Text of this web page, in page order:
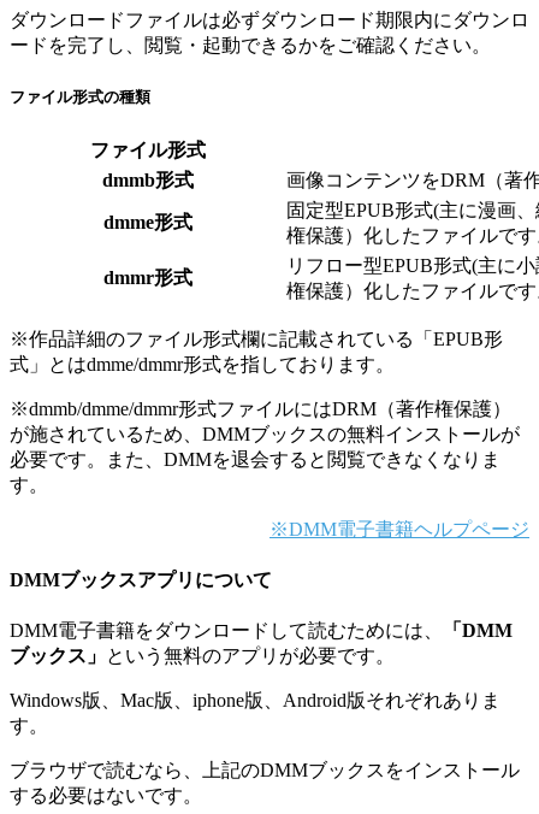
ダウンロードファイルは必ずダウンロード期限内にダウンロ
ードを完了し、閲覧・起動できるかをご確認ください。
ファイル形式の種類
ファイル形式
dmmb形式
画像コンテンツをDRM（著
dmme形式
固定型EPUB形式(主に漫画
権保護）化したファイルで
dmmr形式
リフロー型EPUB形式(主に
権保護）化したファイルで
※作品詳細のファイル形式欄に記載されている「EPUB形
式」とはdmme/dmmr形式を指しております。
※dmmb/dmme/dmmr形式ファイルにはDRM（著作権保護）
が施されているため、DMMブックスの無料インストールが
必要です。また、DMMを退会すると閲覧できなくなりま
す。
※DMM電子書籍ヘルプページ
DMMブックスアプリについて
DMM電子書籍をダウンロードして読むためには、
「DMM
ブックス」 という無料のアプリが必要です。
Windows版、Mac版、iphone版、Android版それぞれありま
す。
ブラウザで読むなら、上記のDMMブックスをインストール
する必要はないです。